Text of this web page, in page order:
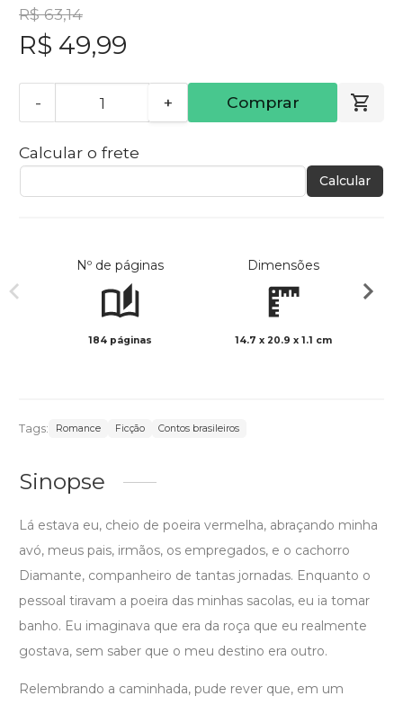
R$ 63,14
R$ 49,99
- + Comprar
Calcular o frete
Calcular
Nº de páginas
184 páginas
Dimensões
14.7 x 20.9 x 1.1 cm
Tags: Romance Ficção Contos brasileiros
Sinopse
Lá estava eu, cheio de poeira vermelha, abraçando minha
avó, meus pais, irmãos, os empregados, e o cachorro
Diamante, companheiro de tantas jornadas. Enquanto o
pessoal tiravam a poeira das minhas sacolas, eu ia tomar
banho. Eu imaginava que era da roça que eu realmente
gostava, sem saber que o meu destino era outro.
Relembrando a caminhada, pude rever que, em um